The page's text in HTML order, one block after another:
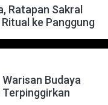
Ratapan Sakral
ke Panggung
Budaya
Terpinggirkan